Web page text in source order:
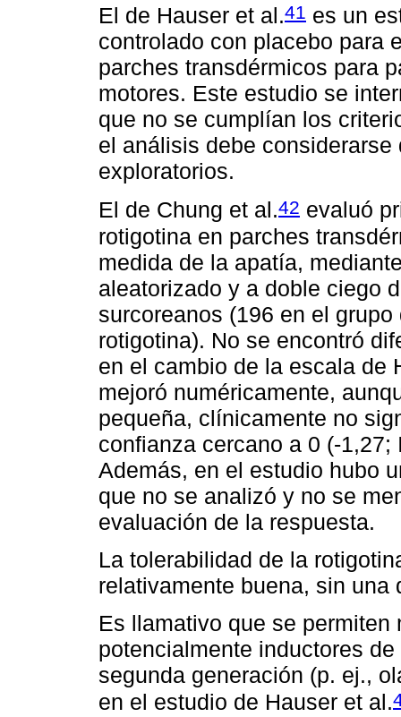
El de Hauser et al.41 es un
controlado con placebo para
parches transdérmicos para
motores. Este estudio se
que no se cumplían los
el análisis debe
exploratorios.
El de Chung et al.42 evaluó
rotigotina en parches
medida de la apatía,
aleatorizado y a doble ciego
surcoreanos (196 en el
rotigotina). No se encontró
en el cambio de la escala de
mejoró numéricamente,
pequeña, clínicamente no
confianza cercano a 0 (-
Además, en el estudio hubo
que no se analizó y no se
evaluación de la respuesta.
La tolerabilidad de la
relativamente buena, sin
Es llamativo que se permiten
potencialmente inductores
segunda generación (p. ej.,
en el estudio de Hauser et al.